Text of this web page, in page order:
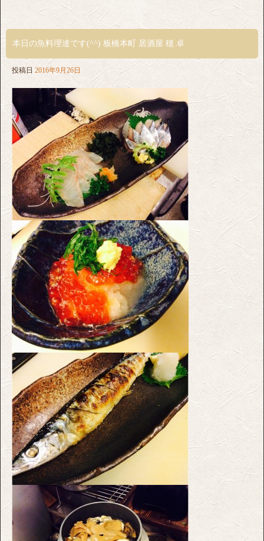
本日の魚料理達です(^^) 板橋本町 居酒屋 穂 卓
投稿日 2016年9月26日